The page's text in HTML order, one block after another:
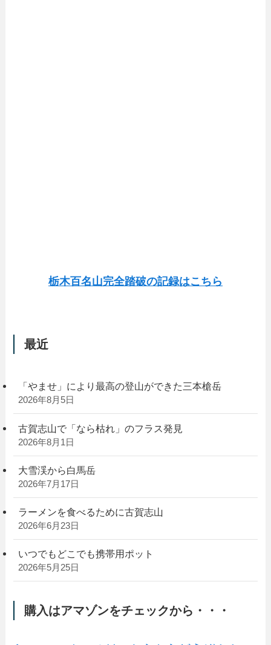
栃木百名山完全踏破の記録はこちら
最近
「やませ」により最高の登山ができた三本槍岳
2026年8月5日
古賀志山で「なら枯れ」のフラス発見
2026年8月1日
大雪渓から白馬岳
2026年7月17日
ラーメンを食べるために古賀志山
2026年6月23日
いつでもどこでも携帯用ポット
2026年5月25日
購入はアマゾンをチェックから・・・